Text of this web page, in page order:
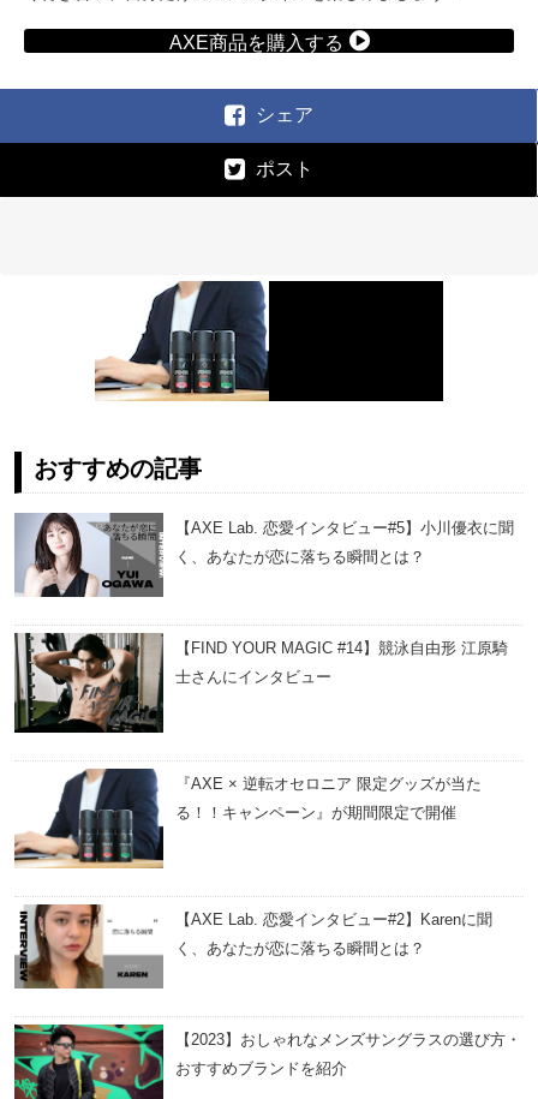
AXE商品を購入する
シェア
ポスト
おすすめの記事
【AXE Lab. 恋愛インタビュー#5】小川優衣に聞
く、あなたが恋に落ちる瞬間とは？
【FIND YOUR MAGIC #14】競泳自由形 江原騎
士さんにインタビュー
『AXE × 逆転オセロニア 限定グッズが当た
る！！キャンペーン』が期間限定で開催
【AXE Lab. 恋愛インタビュー#2】Karenに聞
く、あなたが恋に落ちる瞬間とは？
【2023】おしゃれなメンズサングラスの選び方・
おすすめブランドを紹介